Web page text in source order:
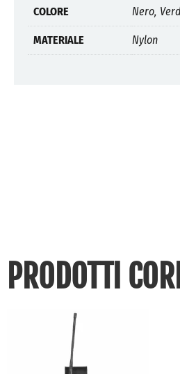
COLORE Nero,
MATERIALE Nylon
PRODOTTI